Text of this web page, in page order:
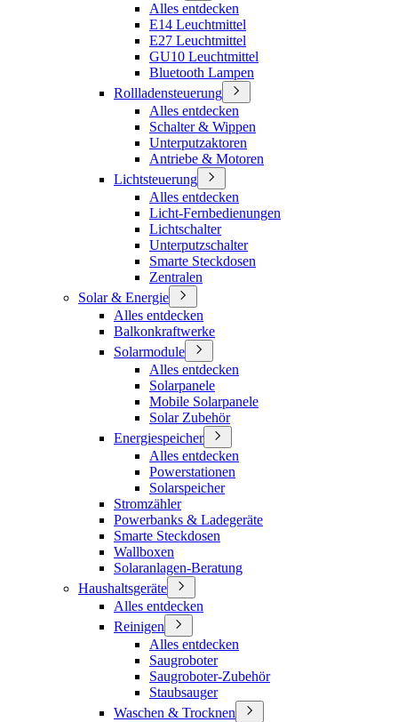
Alles entdecken
E14 Leuchtmittel
E27 Leuchtmittel
GU10 Leuchtmittel
Bluetooth Lampen
Rollladensteuerung
Alles entdecken
Schalter & Wippen
Unterputzaktoren
Antriebe & Motoren
Lichtsteuerung
Alles entdecken
Licht-Fernbedienungen
Lichtschalter
Unterputzschalter
Smarte Steckdosen
Zentralen
Solar & Energie
Alles entdecken
Balkonkraftwerke
Solarmodule
Alles entdecken
Solarpanele
Mobile Solarpanele
Solar Zubehör
Energiespeicher
Alles entdecken
Powerstationen
Solarspeicher
Stromzähler
Powerbanks & Ladegeräte
Smarte Steckdosen
Wallboxen
Solaranlagen-Beratung
Haushaltsgeräte
Alles entdecken
Reinigen
Alles entdecken
Saugroboter
Saugroboter-Zubehör
Staubsauger
Waschen & Trocknen